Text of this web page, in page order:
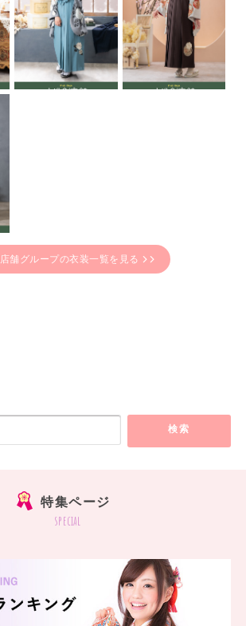
舗グループの衣装一覧を見る
検索
特集ページ
special